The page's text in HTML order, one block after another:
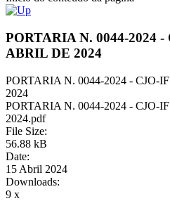
PORTARIA N. 0044-2024 -
ABRIL DE 2024
PORTARIA N. 0044-2024 - CJO-
2024
PORTARIA N. 0044-2024 - CJO-
2024.pdf
File Size:
56.88 kB
Date:
15 Abril 2024
Downloads:
9 x